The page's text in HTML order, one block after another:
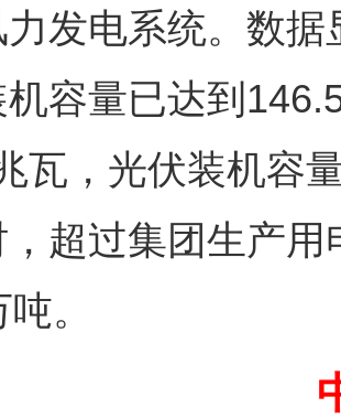
发电系统。数
容量已达到
瓦，光伏装机容
超过集团生产
。
金库”的免责幌子